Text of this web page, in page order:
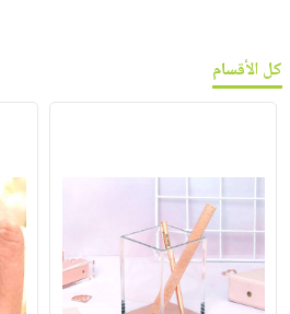
كل الأقسام